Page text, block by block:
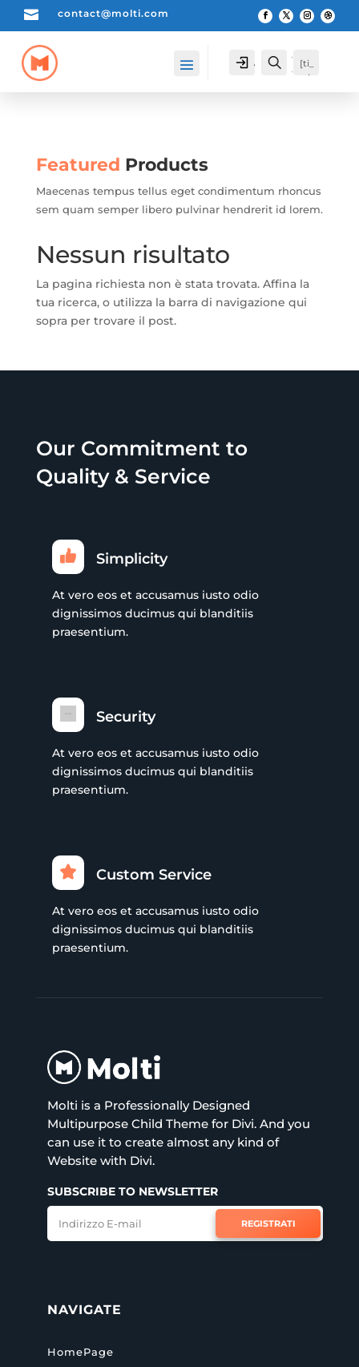
 contact@molti.com
Account Search
[ti_
wis
[cartpops_cart_launche
r]
Featured Products
Maecenas tempus tellus eget condimentum rhoncus
sem quam semper libero pulvinar hendrerit id lorem.
Nessun risultato
La pagina richiesta non è stata trovata. Affina la
tua ricerca, o utilizza la barra di navigazione qui
sopra per trovare il post.
Our Commitment to
Quality & Service
Simplicity
At vero eos et accusamus iusto odio
dignissimos ducimus qui blanditiis
praesentium.
Security
At vero eos et accusamus iusto odio
dignissimos ducimus qui blanditiis
praesentium.
Custom Service
At vero eos et accusamus iusto odio
dignissimos ducimus qui blanditiis
praesentium.
Molti is a Professionally Designed
Multipurpose Child Theme for Divi. And you
can use it to create almost any kind of
Website with Divi.
SUBSCRIBE TO NEWSLETTER
REGISTRATI
NAVIGATE
HomePage